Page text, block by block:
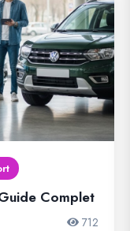
Complet
712